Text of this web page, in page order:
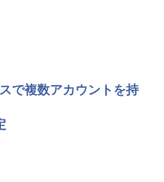
で複数アカウントを持